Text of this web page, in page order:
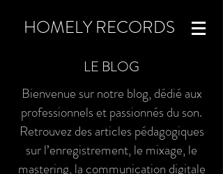
HOMELY RECORDS
LE BLOG
Bienvenue sur notre blog, dédié aux
professionnels et passionnés du son.
Retrouvez des articles pédagogiques
sur l’enregistrement, le mixage, le
mastering, la communication digitale